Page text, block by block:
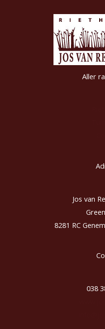
Aller
Jos van
8281 RC
038